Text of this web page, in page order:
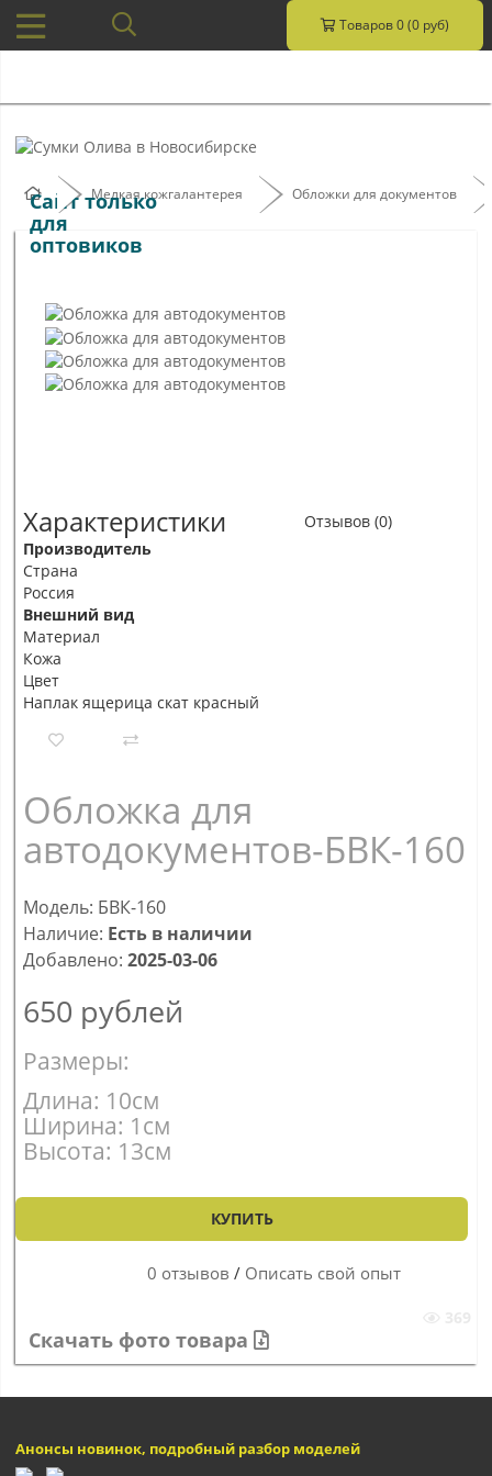
Товаров 0 (0 руб)
Сайт только
для
оптовиков
Мелкая кожгалантерея Обложки для документов
Характеристики
Отзывов (0)
Производитель
Страна
Россия
Внешний вид
Материал
Кожа
Цвет
Наплак ящерица скат красный
Обложка для
автодокументов-БВК-160
Модель: БВК-160
Наличие: Есть в наличии
Добавлено: 2025-03-06
650 рублей
Размеры:
Длина: 10см
Ширина: 1см
Высота: 13см
КУПИТЬ
0 отзывов / Описать свой опыт
Скачать фото товара
Анонсы новинок, подробный разбор моделей